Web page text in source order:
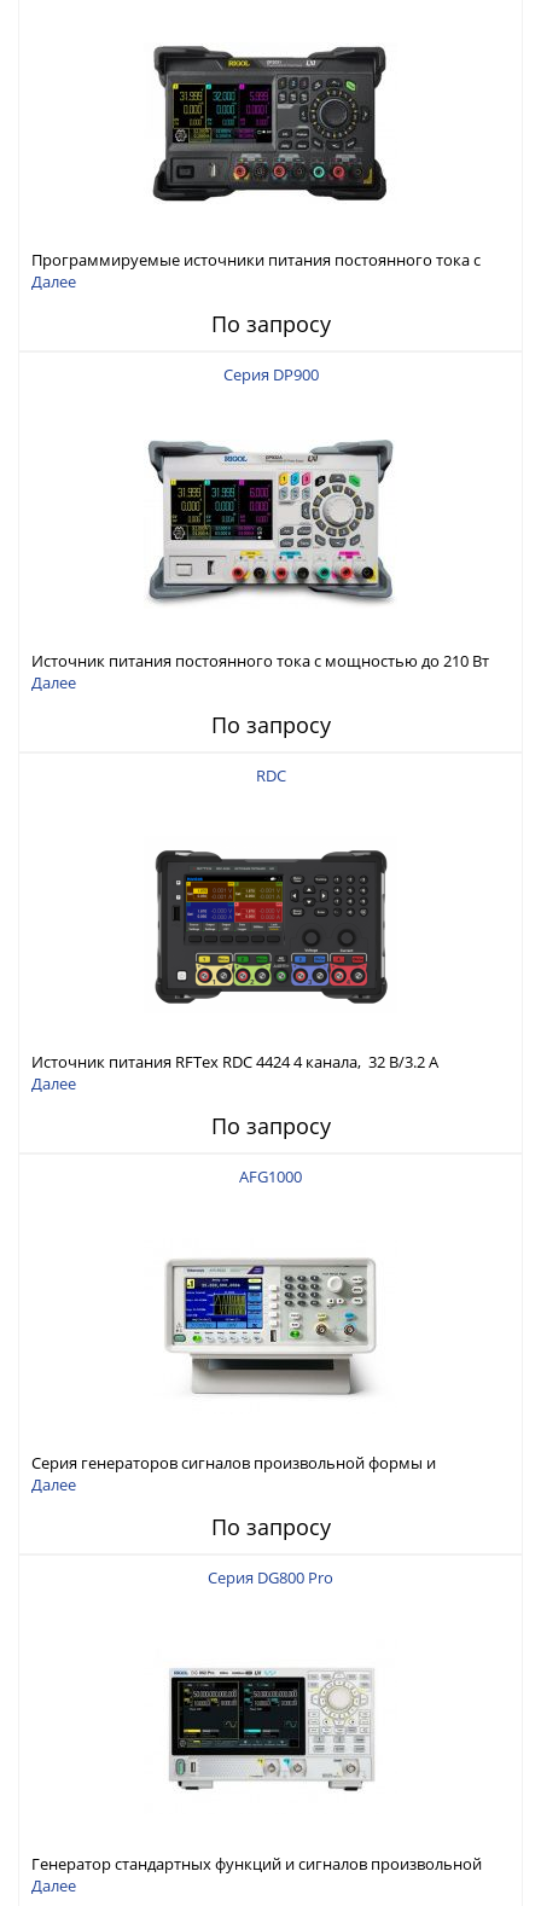
Программируемые источники питания постоянного тока с
мощностью 222 Вт, 3 канала
Далее
По запросу
Серия DP900
Источник питания постоянного тока с мощностью до 210 Вт
Далее
По запросу
RDC
Источник питания RFTex RDC 4424 4 канала, 32 В/3.2 А
Далее
По запросу
AFG1000
Серия генераторов сигналов произвольной формы и
стандартных функций Tektronix AFG1000
Далее
По запросу
Серия DG800 Pro
Генератор стандартных функций и сигналов произвольной
формы Rigol серии DG800 Pro, до 50 МГц
Далее